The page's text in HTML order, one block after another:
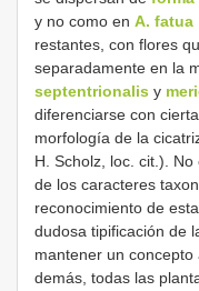
y no como en A. fatua
restantes, con flores
separadamente en la
septentrionalis y
diferenciarse con
morfología de la
H. Scholz, loc. cit.).
de los caracteres
reconocimiento de
dudosa tipificación de
mantener un
demás, todas las